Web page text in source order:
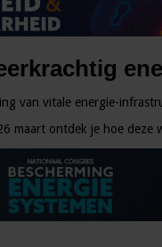
van vitale energie-
maart ontdek je hoe deze